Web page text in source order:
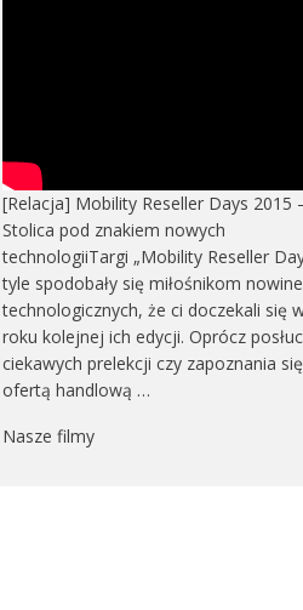
[Relacja] Mobility Reseller Days 2015
Stolica pod znakiem nowych
technologiiTargi „Mobility Reseller
tyle spodobały się miłośnikom
technologicznych, że ci doczekali się
roku kolejnej ich edycji. Oprócz
ciekawych prelekcji czy zapoznania
ofertą handlową …
Nasze filmy